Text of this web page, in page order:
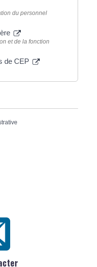
du personnel
et de la fonction
de CEP